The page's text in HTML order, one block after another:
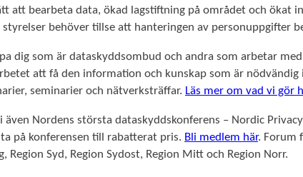
att bearbeta data, ökad lagstiftning på området och ökat
styrelser behöver tillse att hanteringen av personuppgifter
dig som är dataskyddsombud och andra som arbetar
att få den information och kunskap som är
seminarier och nätverksträffar. Läs mer om vad vi gör
även Nordens största dataskyddskonferens – Nordic
på konferensen till rabatterat pris. Bli medlem här. Forum
Region Syd, Region Sydost, Region Mitt och Region Norr.